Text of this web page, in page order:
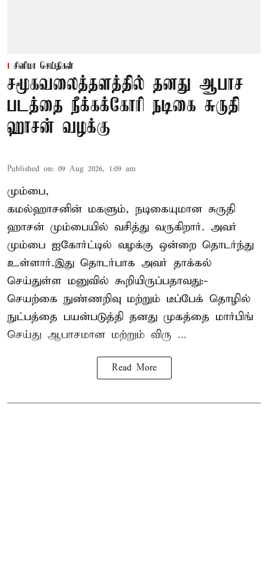
சினிமா செய்திகள்
சமூகவலைத்தளத்தில் தனது ஆபாச
படத்தை நீக்கக்கோரி நடிகை சுருதி
ஹாசன் வழக்கு
Published on: 09 Aug 2026, 1:09 am
மும்பை,
கமல்ஹாசனின் மகளும், நடிகையுமான சுருதி
ஹாசன் மும்பையில் வசித்து வருகிறார். அவர்
மும்பை ஐகோர்ட்டில் வழக்கு ஒன்றை தொடர்ந்து
உள்ளார்.இது தொடர்பாக அவர் தாக்கல்
செய்துள்ள மனுவில் கூறியிருப்பதாவது:-
செயற்கை நுண்ணறிவு மற்றும் டீப்பேக் தொழில்
நுட்பத்தை பயன்படுத்தி தனது முகத்தை மார்பிங்
செய்து ஆபாசமான மற்றும் விரு ...
Read More